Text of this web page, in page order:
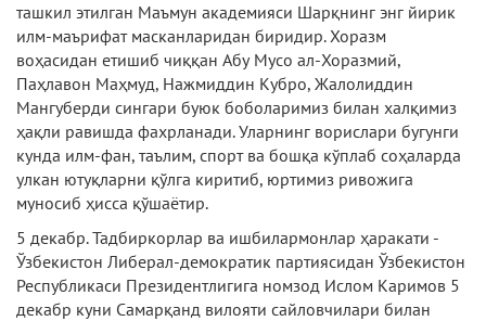
ташкил этилган Маъмун академияси Шарқнинг энг йирик
илм-маърифат масканларидан биридир. Хоразм
воҳасидан етишиб чиққан Абу Мусо ал-Хоразмий,
Паҳлавон Маҳмуд, Нажмиддин Кубро, Жалолиддин
Мангуберди сингари буюк боболаримиз билан халқимиз
ҳақли равишда фахрланади. Уларнинг ворислари бугунги
кунда илм-фан, таълим, спорт ва бошқа кўплаб соҳаларда
улкан ютуқларни қўлга киритиб, юртимиз ривожига
муносиб ҳисса қўшаётир.
5 декабр. Тадбиркорлар ва ишбилармонлар ҳаракати -
Ўзбекистон Либерал-демократик партиясидан Ўзбекистон
Республикаси Президентлигига номзод Ислом Каримов 5
декабр куни Самарқанд вилояти сайловчилари билан